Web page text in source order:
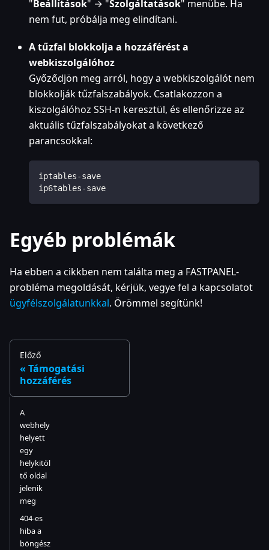
"Beállítások" → "Szolgáltatások" menübe. Ha
nem fut, próbálja meg elindítani.
A tűzfal blokkolja a hozzáférést a
webkiszolgálóhoz
Győződjön meg arról, hogy a webkiszolgálót nem
blokkolják tűzfalszabályok. Csatlakozzon a
kiszolgálóhoz SSH-n keresztül, és ellenőrizze az
aktuális tűzfalszabályokat a következő
parancsokkal:
iptables-save
ip6tables-save
Egyéb problémák
Ha ebben a cikkben nem találta meg a FASTPANEL-
probléma megoldását, kérjük, vegye fel a kapcsolatot
ügyfélszolgálatunkkal. Örömmel segítünk!
Előző
Támogatási
hozzáférés
A
webhely
helyett
egy
helykitöl
tő oldal
jelenik
meg
404-es
hiba a
böngész